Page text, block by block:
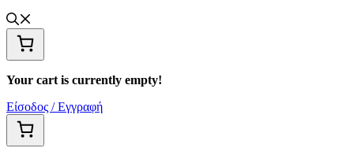
Your cart is currently empty!
Είσοδος / Εγγραφή